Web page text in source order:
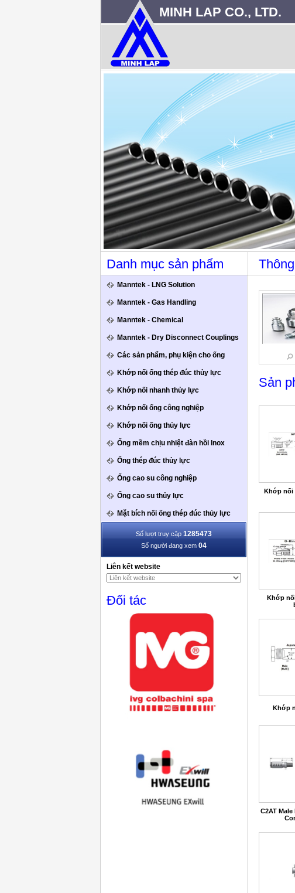
MINH LAP CO., LTD.
Danh mục sản phẩm
Manntek - LNG Solution
Manntek - Gas Handling
Manntek - Chemical
Manntek - Dry Disconnect Couplings
Các sản phẩm, phụ kiện cho ống
Khớp nối ống thép đúc thủy lực
Khớp nối nhanh thủy lực
Khớp nối ống công nghiệp
Khớp nối ống thủy lực
Ống mềm chịu nhiệt đàn hồi Inox
Ống thép đúc thủy lực
Ống cao su công nghiệp
Ống cao su thủy lực
Mặt bích nối ống thép đúc thủy lực
Số lượt truy cập 1285473
Số người đang xem 04
Liên kết website
Đối tác
Sản
Khớp nối
Khớp
Khớp
C2AT Male